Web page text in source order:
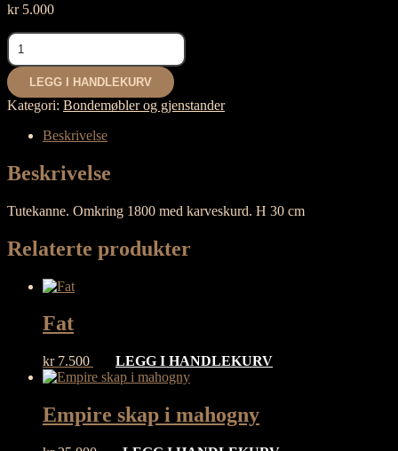
kr5.000
Tutekanne
antall
LEGG I HANDLEKURV
Kategori: Bondemøbler og gjenstander
Beskrivelse
Beskrivelse
Tutekanne. Omkring 1800 med karveskurd. H 30 cm
Relaterte produkter
Fat
kr7.500 LEGG I HANDLEKURV
Empire skap i mahogny